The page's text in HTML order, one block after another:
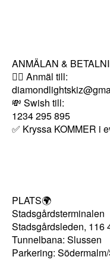
ANMÄLAN &
✍🏻 Anmäl till:
💸 Swish till:
1234 295 895
✅ Kryssa KOMMER i
PLATS🌍
Stadsgårdsterminalen
Stadsgårdsleden, 116
Tunnelbana: Slussen
Parkering:
F
ö
r
a
tt
a
k
u
n
n